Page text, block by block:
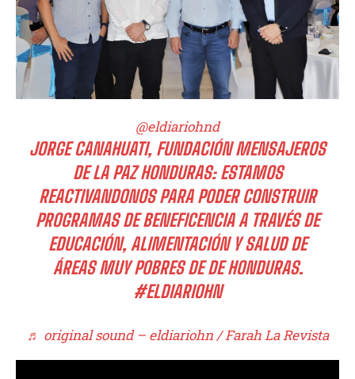
@eldiariohnd
JORGE CANAHUATI, FUNDACIÓN MENSAJEROS
DE LA PAZ HONDURAS: ESTAMOS
REACTIVANDONOS PARA PODER CONSTRUIR
PROGRAMAS DE BENEFICENCIA A TRAVÉS DE
EDUCACIÓN, ALIMENTACIÓN Y SALUD DE
ÁREAS MUY POBRES DE DE HONDURAS.
#ELDIARIOHN
♬ original sound – eldiariohn / Farah La Revista